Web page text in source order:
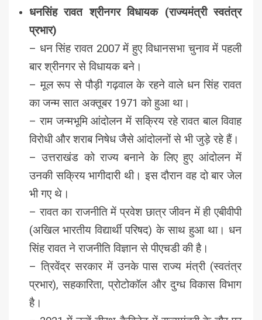
धनसिंह रावत श्रीनगर विधायक (राज्यमंत्री स्वतंत्र
प्रभार)
– धन सिंह रावत 2007 में हुए विधानसभा चुनाव में पहली
बार श्रीनगर से विधायक बने।
– मूल रूप से पौड़ी गढ़वाल के रहने वाले धन सिंह रावत
का जन्म सात अक्तूबर 1971 को हुआ था।
– राम जन्मभूमि आंदोलन में सक्रिय रहे रावत बाल विवाह
विरोधी और शराब निषेध जैसे आंदोलनों से भी जुड़े रहे हैं।
– उत्तराखंड को राज्य बनाने के लिए हुए आंदोलन में
उनकी सक्रिय भागीदारी थी। इस दौरान वह दो बार जेल
भी गए थे।
– रावत का राजनीति में प्रवेश छात्र जीवन में ही एबीवीपी
(अखिल भारतीय विद्यार्थी परिषद) के साथ हुआ था। धन
सिंह रावत ने राजनीति विज्ञान से पीएचडी की है।
– त्रिवेंद्र सरकार में उनके पास राज्य मंत्री (स्वतंत्र
प्रभार), सहकारिता, प्रोटोकॉल और दुग्ध विकास विभाग
है।